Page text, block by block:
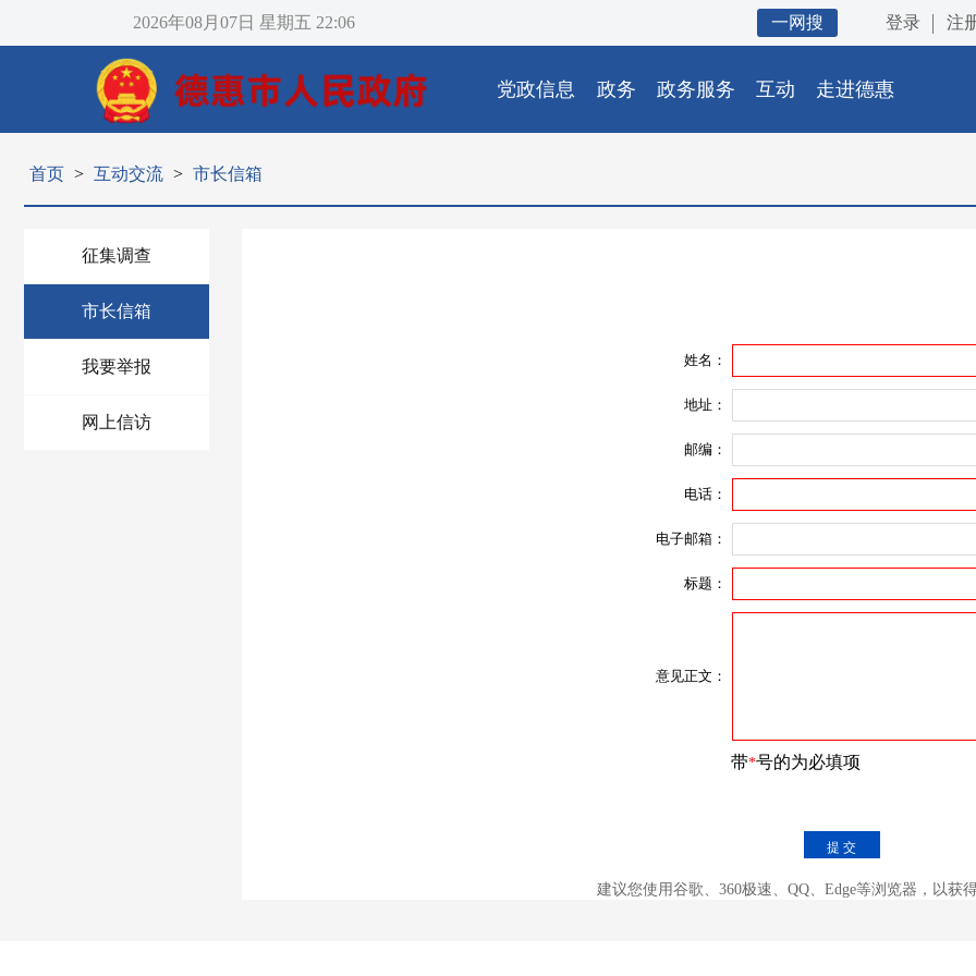
2026年08月07日 星期五 22:06 一网搜 登录 注
党政信息 政务 政务服务 互动 走进德惠
首页 > 互动交流 > 市长信箱
征集调查
市长信箱
我要举报
网上信访
建议您使用谷歌、360极速、QQ、Edge等浏览器，以获